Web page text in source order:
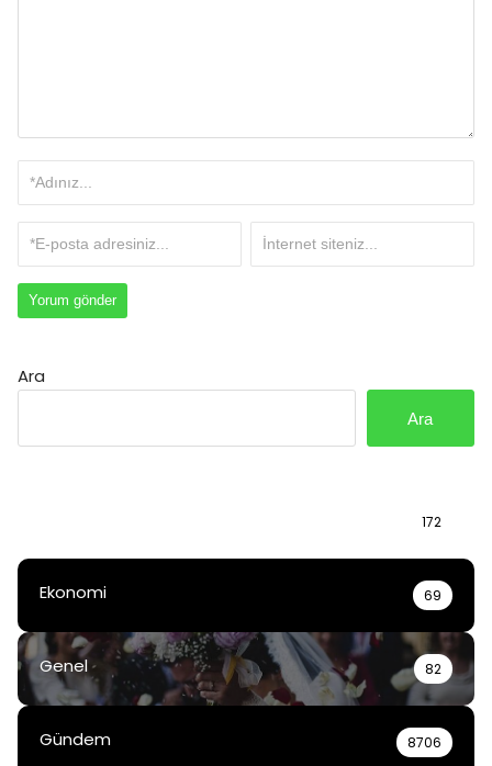
Ara
Ara
172
Ekonomi 69
Genel 82
Gündem 8706